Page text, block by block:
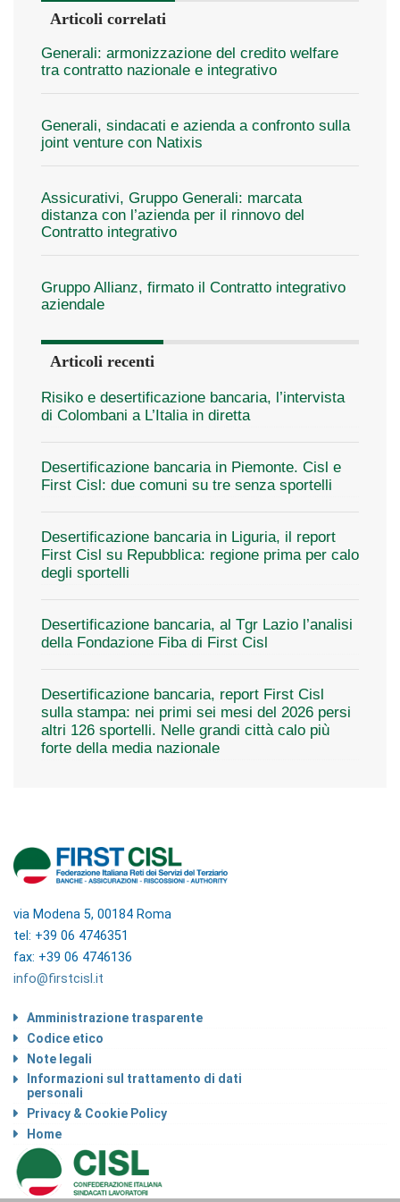
Articoli correlati
Generali: armonizzazione del credito welfare
tra contratto nazionale e integrativo
Generali, sindacati e azienda a confronto sulla
joint venture con Natixis
Assicurativi, Gruppo Generali: marcata
distanza con l’azienda per il rinnovo del
Contratto integrativo
Gruppo Allianz, firmato il Contratto integrativo
aziendale
Articoli recenti
Risiko e desertificazione bancaria, l’intervista
di Colombani a L’Italia in diretta
Desertificazione bancaria in Piemonte. Cisl e
First Cisl: due comuni su tre senza sportelli
Desertificazione bancaria in Liguria, il report
First Cisl su Repubblica: regione prima per calo
degli sportelli
Desertificazione bancaria, al Tgr Lazio l’analisi
della Fondazione Fiba di First Cisl
Desertificazione bancaria, report First Cisl
sulla stampa: nei primi sei mesi del 2026 persi
altri 126 sportelli. Nelle grandi città calo più
forte della media nazionale
via Modena 5, 00184 Roma
tel: +39 06 4746351
fax: +39 06 4746136
info@firstcisl.it
Amministrazione trasparente
Codice etico
Note legali
Informazioni sul trattamento di dati
personali
Privacy & Cookie Policy
Home